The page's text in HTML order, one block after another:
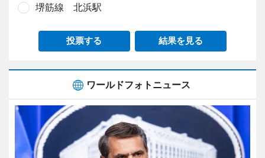
堺筋線 北浜駅
投票する 結果を見る
ワールドフォトニュース